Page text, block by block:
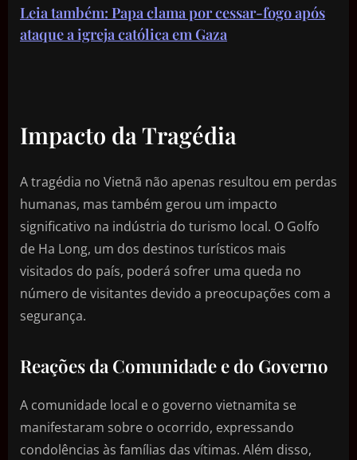
Leia também: Papa clama por cessar-fogo após
ataque a igreja católica em Gaza
Impacto da Tragédia
A tragédia no Vietnã não apenas resultou em perdas
humanas, mas também gerou um impacto
significativo na indústria do turismo local. O Golfo
de Ha Long, um dos destinos turísticos mais
visitados do país, poderá sofrer uma queda no
número de visitantes devido a preocupações com a
segurança.
Reações da Comunidade e do Governo
A comunidade local e o governo vietnamita se
manifestaram sobre o ocorrido, expressando
condolências às famílias das vítimas. Além disso,